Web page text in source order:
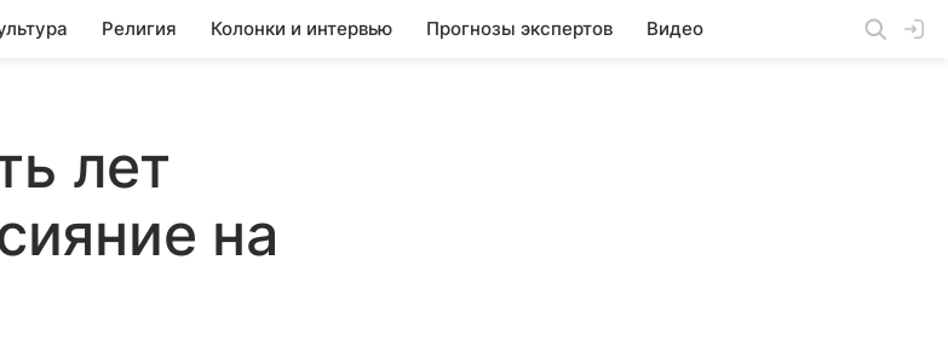
Религия Колонки и интервью Прогнозы экспертов Видео
лет
на